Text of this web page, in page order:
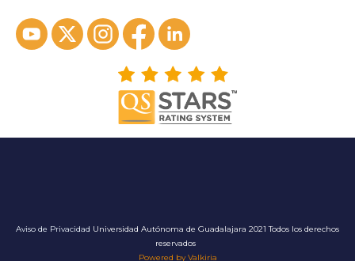
Aviso de Privacidad Universidad Autónoma de Guadalajara 2021 Todos los derechos
reservados
Powered by Valkiria